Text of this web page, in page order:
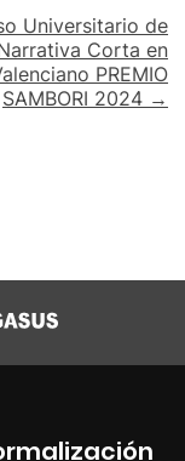
Universitario de
Corta en
PREMIO
SAMBORI 2024 →